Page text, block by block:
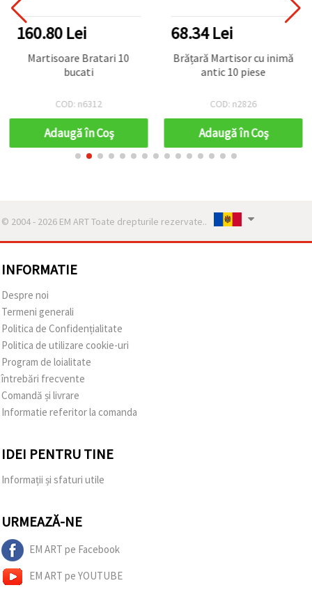
160.80 Lei
Martisoare Bratari 10
bucati
COD: n6312
Adaugă în Coş
68.34 Lei
Brățară Martisor cu inimă
antic 10 piese
COD: n2826
Adaugă în Coş
© 2004 - 2026 EM ART Toate drepturile rezervate..
INFORMATIE
Despre noi
Termeni generali
Politica de Confidențialitate
Politica de utilizare cookie-uri
Program de loialitate
întrebări frecvente
Comandă și livrare
Informatie referitor la comanda
IDEI PENTRU TINE
Informații și sfaturi utile
URMEAZĂ-NE
EM ART pe Facebook
EM ART pe YOUTUBE